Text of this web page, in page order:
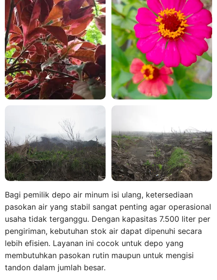
Bagi pemilik depo air minum isi ulang, ketersediaan
pasokan air yang stabil sangat penting agar operasional
usaha tidak terganggu. Dengan kapasitas 7.500 liter per
pengiriman, kebutuhan stok air dapat dipenuhi secara
lebih efisien. Layanan ini cocok untuk depo yang
membutuhkan pasokan rutin maupun untuk mengisi
tandon dalam jumlah besar.